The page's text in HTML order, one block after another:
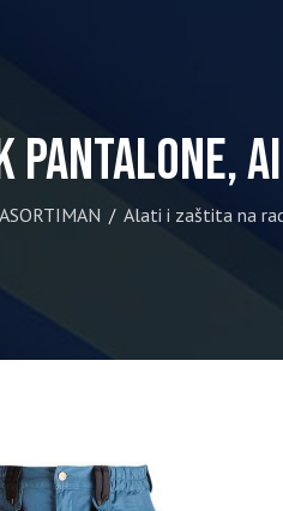
pantalone,
ASORTIMAN / Alati i zaštita na